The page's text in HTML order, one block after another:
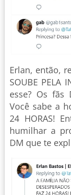
Erlan, então,
SOUBE PELA
esse? Os fãs
Você sabe a
24 HORAS!
humilhar a
DM que te